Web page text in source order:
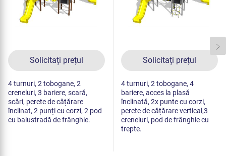
Solicitați prețul
4 turnuri, 2 tobogane, 2
creneluri, 3 bariere, scară,
scări, perete de cățărare
înclinat, 2 punți cu corzi, 2 pod
cu balustradă de frânghie.
Solicitați prețul
4 turnuri, 2 tobogane, 4
bariere, acces la plasă
înclinată, 2x punte cu corzi,
perete de cățărare vertical,3
creneluri, pod de frânghie cu
trepte.